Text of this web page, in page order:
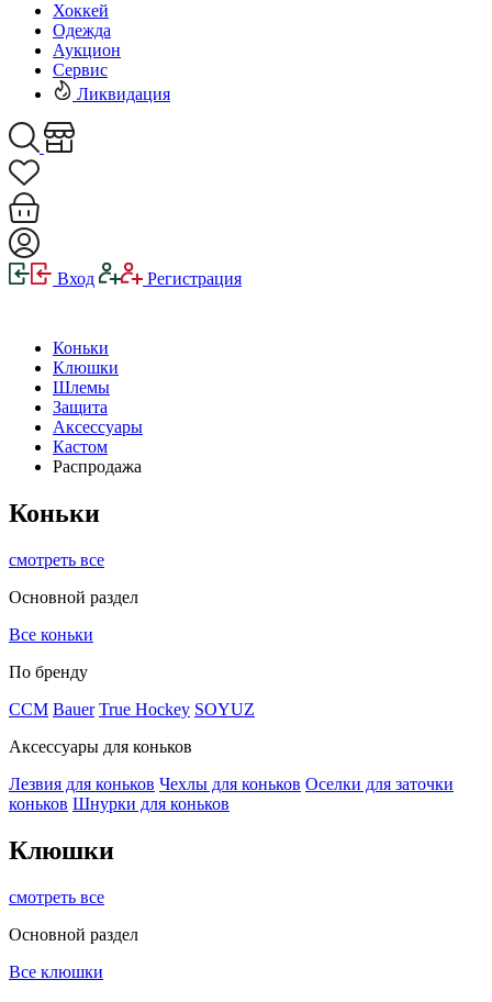
Хоккей
Одежда
Аукцион
Сервис
Ликвидация
Вход Регистрация
Коньки
Клюшки
Шлемы
Защита
Аксессуары
Кастом
Распродажа
Коньки
смотреть все
Основной раздел
Все коньки
По бренду
ССМ Bauer True Hockey SOYUZ
Аксессуары для коньков
Лезвия для коньков Чехлы для коньков Оселки для заточки
коньков Шнурки для коньков
Клюшки
смотреть все
Основной раздел
Все клюшки